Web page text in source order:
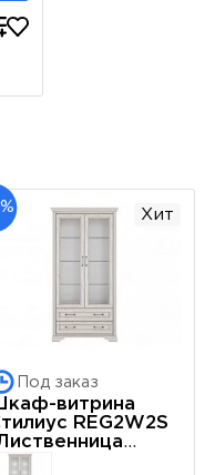
Хит
Под заказ
витрина
REG2W2S